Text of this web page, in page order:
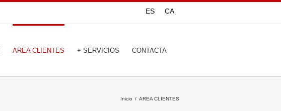
ES CA
AREA CLIENTES + SERVICIOS CONTACTA
Inicio AREA CLIENTES